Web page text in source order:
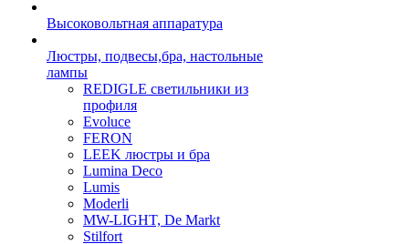
Высоковольтная аппаратура
Люстры, подвесы,бра, настольные
лампы
REDIGLE светильники из
профиля
Evoluce
FERON
LEEK люстры и бра
Lumina Deco
Lumis
Moderli
MW-LIGHT, De Markt
Stilfort